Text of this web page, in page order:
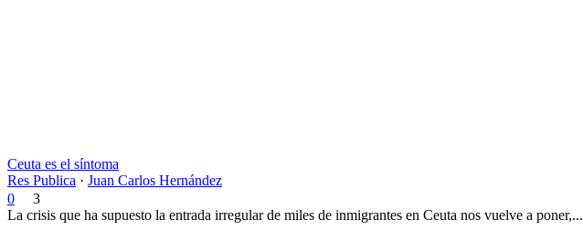
Ceuta es el síntoma
Res Publica · Juan Carlos Hernández
0
3
La crisis que ha supuesto la entrada irregular de miles de inmigrantes en Ceuta nos vuelve a poner,...